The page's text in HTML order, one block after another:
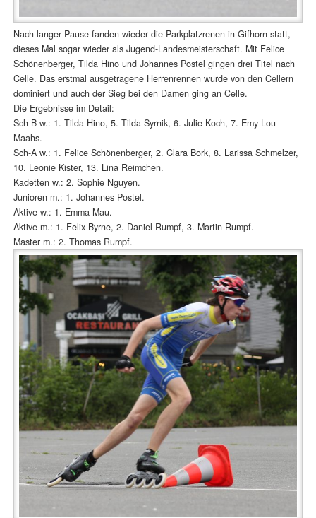
Nach langer Pause fanden wieder die Parkplatzrenen in Gifhorn statt,
dieses Mal sogar wieder als Jugend-Landesmeisterschaft. Mit Felice
Schönenberger, Tilda Hino und Johannes Postel gingen drei Titel nach
Celle. Das erstmal ausgetragene Herrenrennen wurde von den Cellern
dominiert und auch der Sieg bei den Damen ging an Celle.
Die Ergebnisse im Detail:
Sch-B w.: 1. Tilda Hino, 5. Tilda Syrnik, 6. Julie Koch, 7. Emy-Lou
Maahs.
Sch-A w.: 1. Felice Schönenberger, 2. Clara Bork, 8. Larissa Schmelzer,
10. Leonie Kister, 13. Lina Reimchen.
Kadetten w.: 2. Sophie Nguyen.
Junioren m.: 1. Johannes Postel.
Aktive w.: 1. Emma Mau.
Aktive m.: 1. Felix Byrne, 2. Daniel Rumpf, 3. Martin Rumpf.
Master m.: 2. Thomas Rumpf.